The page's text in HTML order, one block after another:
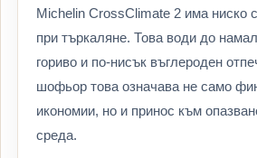
Michelin CrossClimate 2 има ниско
при търкаляне. Това води до
гориво и по-нисък въглероден
шофьор това означава не само
икономии, но и принос към
среда.